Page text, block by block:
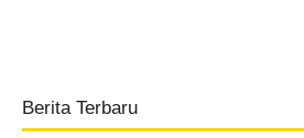
Berita Terbaru